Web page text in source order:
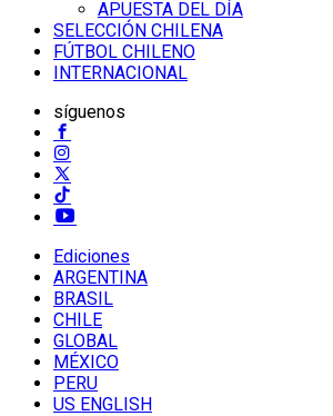
APUESTA DEL DÍA
SELECCIÓN CHILENA
FÚTBOL CHILENO
INTERNACIONAL
síguenos
Ediciones
ARGENTINA
BRASIL
CHILE
GLOBAL
MÉXICO
PERU
US ENGLISH